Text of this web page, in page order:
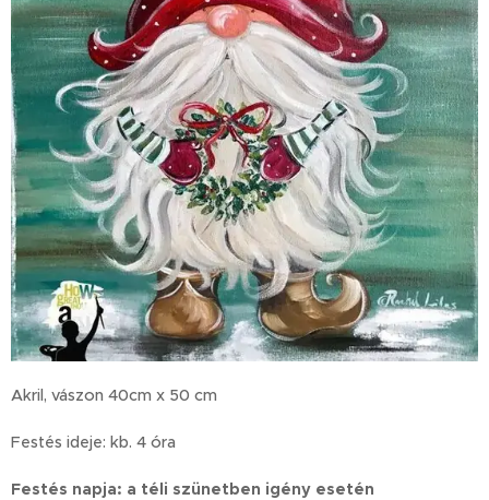
Akril, vászon 40cm x 50 cm
Festés ideje: kb. 4 óra
Festés napja: a téli szünetben igény esetén